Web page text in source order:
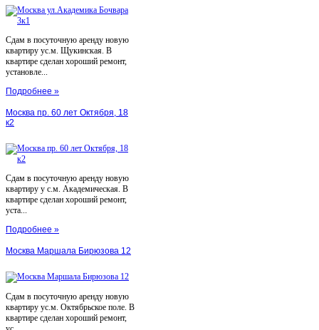
Сдам в посуточную аренду новую
квартиру ус.м. Щукинская. В
квартире сделан хороший ремонт,
установле...
Подробнее »
Москва пр. 60 лет Октября, 18
к2
Сдам в посуточную аренду новую
квартиру у с.м. Академическая. В
квартире сделан хороший ремонт,
уста...
Подробнее »
Москва Маршала Бирюзова 12
Сдам в посуточную аренду новую
квартиру ус.м. Октябрьское поле. В
квартире сделан хороший ремонт,